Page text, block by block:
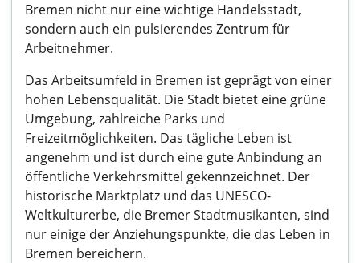
Bremen nicht nur eine wichtige Handelsstadt,
sondern auch ein pulsierendes Zentrum für
Arbeitnehmer.
Das Arbeitsumfeld in Bremen ist geprägt von einer
hohen Lebensqualität. Die Stadt bietet eine grüne
Umgebung, zahlreiche Parks und
Freizeitmöglichkeiten. Das tägliche Leben ist
angenehm und ist durch eine gute Anbindung an
öffentliche Verkehrsmittel gekennzeichnet. Der
historische Marktplatz und das UNESCO-
Weltkulturerbe, die Bremer Stadtmusikanten, sind
nur einige der Anziehungspunkte, die das Leben in
Bremen bereichern.